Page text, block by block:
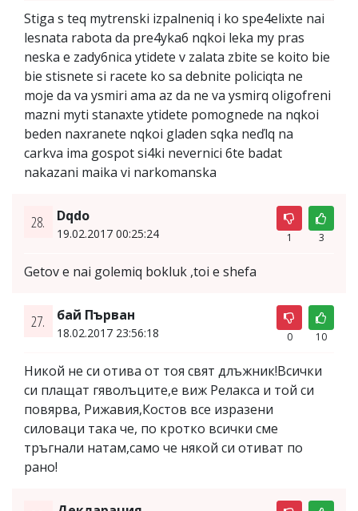
Stiga s teq mytrenski izpalneniq i ko spe4elixte nai
lesnata rabota da pre4yka6 nqkoi leka my pras
neska e zady6nica ytidete v zalata zbite se koito bie
bie stisnete si racete ko sa debnite policiqta ne
moje da va ysmiri ama az da ne va ysmirq oligofreni
mazni myti stanaxte ytidete pomognede na nqkoi
beden naxranete nqkoi gladen sqka neďlq na
carkva ima gospot si4ki nevernici 6te badat
nakazani maika vi narkomanska
28. Dqdo
19.02.2017 00:25:24 1 3
Getov e nai golemiq bokluk ,toi e shefa
27. бай Първан
18.02.2017 23:56:18 0 10
Никой не си отива от тоя свят длъжник!Всички
си плащат гяволъците,е виж Релакса и той си
повярва, Рижавия,Костов все изразени
силоваци така че, по кротко всички сме
тръгнали натам,само че някой си отиват по
рано!